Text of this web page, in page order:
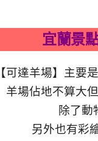
宜蘭景
【可達羊場】主要
羊場佔地不算大
除了動
另外也有彩